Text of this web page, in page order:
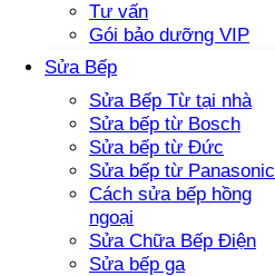
Tư vấn
Gói bảo dưỡng VIP
Sửa Bếp
Sửa Bếp Từ tại nhà
Sửa bếp từ Bosch
Sửa bếp từ Đức
Sửa bếp từ Panasonic
Cách sửa bếp hồng
ngoại
Sửa Chữa Bếp Điện
Sửa bếp ga